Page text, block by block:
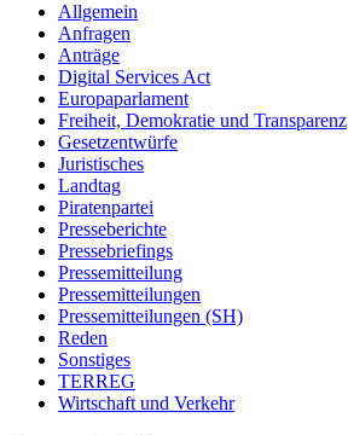
Allgemein
Anfragen
Anträge
Digital Services Act
Europaparlament
Freiheit, Demokratie und Transparenz
Gesetzentwürfe
Juristisches
Landtag
Piratenpartei
Presseberichte
Pressebriefings
Pressemitteilung
Pressemitteilungen
Pressemitteilungen (SH)
Reden
Sonstiges
TERREG
Wirtschaft und Verkehr